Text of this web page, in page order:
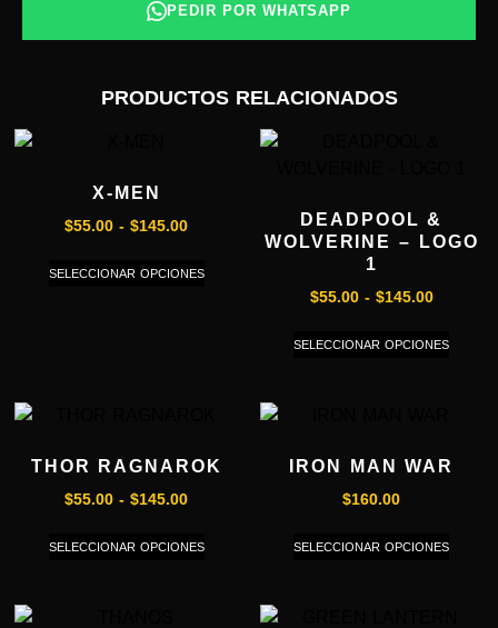
PEDIR POR WHATSAPP
PRODUCTOS RELACIONADOS
X-MEN
$55.00 - $145.00
SELECCIONAR OPCIONES
DEADPOOL &
WOLVERINE – LOGO
1
$55.00 - $145.00
SELECCIONAR OPCIONES
THOR RAGNAROK
$55.00 - $145.00
SELECCIONAR OPCIONES
IRON MAN WAR
$160.00
SELECCIONAR OPCIONES